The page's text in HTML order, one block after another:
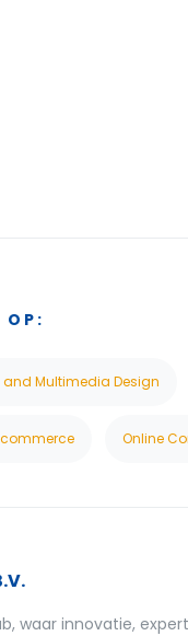
OP:
Multimedia Design
Online
waar innovatie,